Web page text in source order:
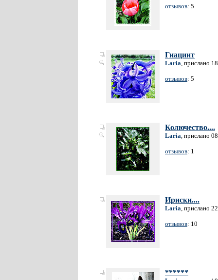
отзывов: 5
Гиацинт
Laria, прислано
отзывов: 5
Колючество....
Laria, прислано
отзывов: 1
Ириски....
Laria, прислано
отзывов: 10
******